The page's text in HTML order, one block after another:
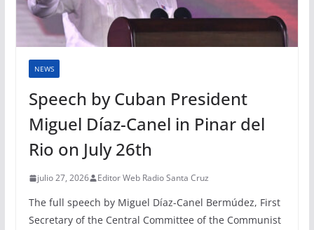
NEWS
Speech by Cuban President
Miguel Díaz-Canel in Pinar del
Rio on July 26th
julio 27, 2026 Editor Web Radio Santa Cruz
The full speech by Miguel Díaz-Canel Bermúdez, First
Secretary of the Central Committee of the Communist